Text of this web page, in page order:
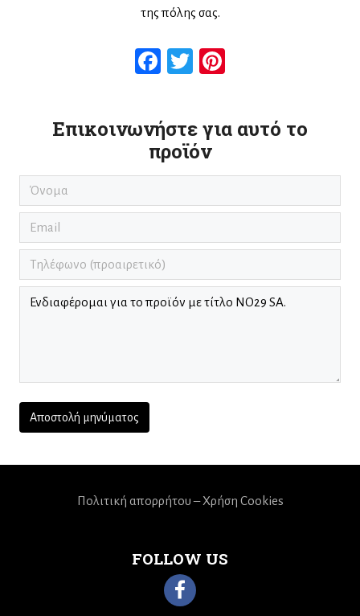
της πόλης σας.
Facebook
Twitter
Επικοινωνήστε για αυτό το
προϊόν
FOLLOW US
Πολιτική απορρήτου – Χρήση Cookies